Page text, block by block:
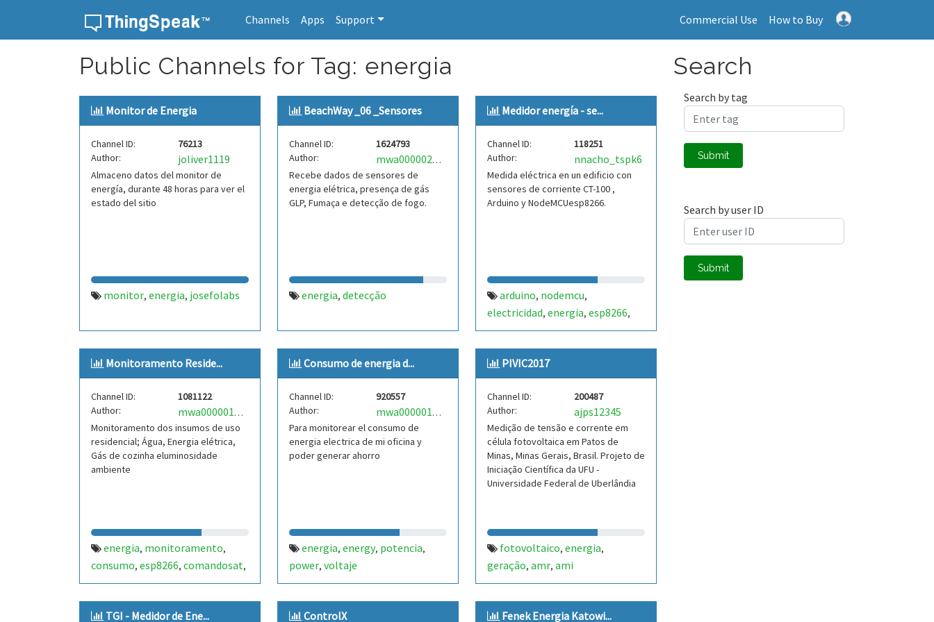
Channels Apps Support Commercial Use How to Buy
Public Channels for Tag: energia
Monitor de Energia
Channel ID:
76213
Author:
joliver1119
Almaceno datos del monitor de
energía, durante 48 horas para ver el
estado del sitio
monitor, energia, josefolabs
BeachWay _06 _Sensores
Channel ID:
1624793
Author:
mwa0000025181440
Recebe dados de sensores de
energia elétrica, presença de gás
GLP, Fumaça e detecção de fogo.
energia, detecção
Medidor energía - se...
Channel ID:
118251
Author:
nnacho_tspk6
Medida eléctrica en un edificio con
sensores de corriente CT-100 ,
Arduino y NodeMCUesp8266.
arduino, nodemcu,
electricidad, energia, esp8266,
stc013
Monitoramento Reside...
Channel ID:
1081122
Author:
mwa0000018696363
Monitoramento dos insumos de uso
residencial; Água, Energia elétrica,
Gás de cozinha eluminosidade
ambiente
energia, monitoramento,
consumo, esp8266, comandosat,
arduino,comunicação serial,gas,
celula de carga,agua,sensor de
pressão,sensor de corrente
Consumo de energia d...
Channel ID:
920557
Author:
mwa0000016939687
Para monitorear el consumo de
energia electrica de mi oficina y
poder generar ahorro
energia, energy, potencia,
power, voltaje
PIVIC2017
Channel ID:
200487
Author:
ajps12345
Medição de tensão e corrente em
célula fotovoltaica em Patos de
Minas, Minas Gerais, Brasil. Projeto de
Iniciação Científica da UFU -
Universidade Federal de Uberlândia
fotovoltaico, energia,
geração, amr, ami
TGI - Medidor de Ene... ControlX Fenek Energia Katowi...
Search
Search by tag
Submit
Search by user ID
Submit